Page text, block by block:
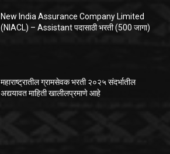
New India Assurance Company Limited
(NIACL) – Assistant पदासाठी भरती (500 जागा)
महाराष्ट्रातील ग्रामसेवक भरती २०२५ संदर्भातील
अद्ययावत माहिती खालीलप्रमाणे आहे